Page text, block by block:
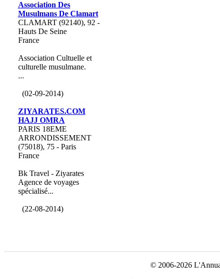
Association Des
Musulmans De Clamart
CLAMART (92140), 92 -
Hauts De Seine
France
Association Cultuelle et
culturelle musulmane.
...
(02-09-2014)
ZIYARATES.COM
HAJJ OMRA
PARIS 18EME
ARRONDISSEMENT
(75018), 75 - Paris
France
Bk Travel - Ziyarates
Agence de voyages
spécialisé...
(22-08-2014)
© 2006-2026